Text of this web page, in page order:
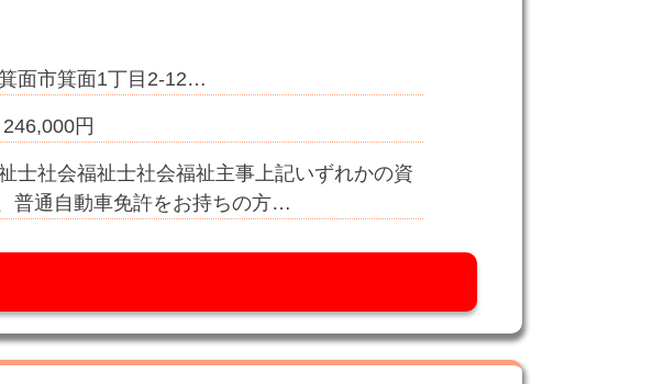
面市箕面1丁目2-12…
円
士社会福祉士社会福祉主事上記いずれかの資
普通自動車免許をお持ちの方…